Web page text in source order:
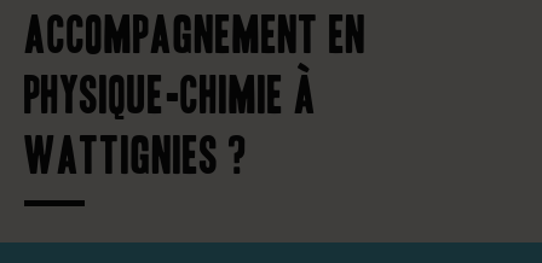
accompagnement en
physique-chimie à
Wattignies ?